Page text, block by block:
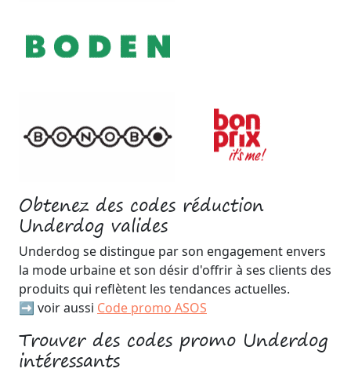
Obtenez des codes réduction
Underdog valides
Underdog se distingue par son engagement envers
la mode urbaine et son désir d'offrir à ses clients des
produits qui reflètent les tendances actuelles.
➡️ voir aussi Code promo ASOS
Trouver des codes promo Underdog
intéressants